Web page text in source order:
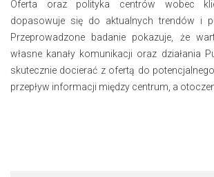
Oferta oraz polityka centrów wobec
dopasowuje się do aktualnych trendów i
Przeprowadzone badanie pokazuje, że
własne kanały komunikacji oraz działania
skutecznie docierać z ofertą do
przepływ informacji między centrum, a